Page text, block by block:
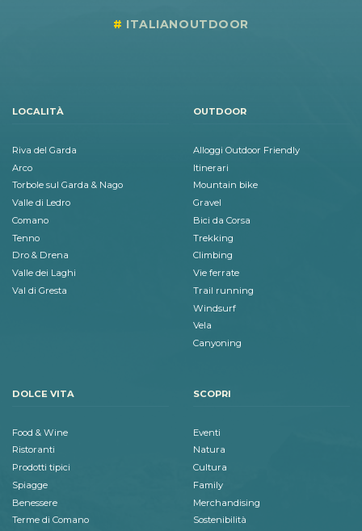
ITALIANOUTDOOR
LOCALITÀ
Riva del Garda
Arco
Torbole sul Garda & Nago
Valle di Ledro
Comano
Tenno
Dro & Drena
Valle dei Laghi
Val di Gresta
OUTDOOR
Alloggi Outdoor Friendly
Itinerari
Mountain bike
Gravel
Bici da Corsa
Trekking
Climbing
Vie ferrate
Trail running
Windsurf
Vela
Canyoning
DOLCE VITA
Food & Wine
Ristoranti
Prodotti tipici
Spiagge
Benessere
Terme di Comano
SCOPRI
Eventi
Natura
Cultura
Family
Merchandising
Sostenibilità